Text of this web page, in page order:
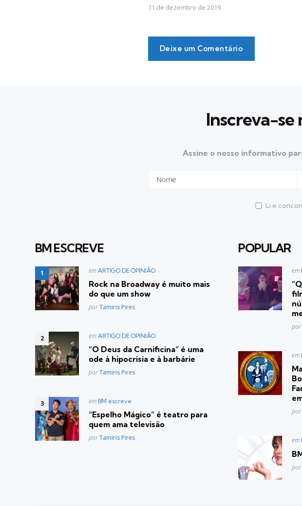
11 de dezembro de 2019
Deixe um Comentário
Inscreva-se
Assine o nosso informativo
Li e
BM ESCREVE
Postado
em ARTIGO DE OPINIÃO
Rock na Broadway é muito mais
do que um show
Posted
porTamiris Pires
Postado
em ARTIGO DE OPINIÃO
“O Deus da Carnificina” é uma
ode à hipocrisia e à barbárie
Posted
porTamiris Pires
Postado
em BM escreve
“Espelho Mágico” é teatro para
quem ama televisão
Posted
porTamiris Pires
POPULAR
em
por
em
por
em
por